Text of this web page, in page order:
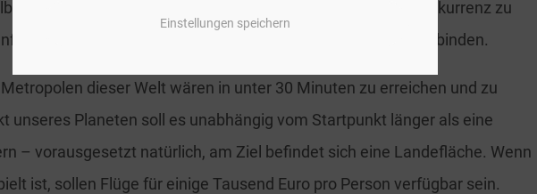
Einstellungen speichern
starten und landen kann, könnte man damit in Konkurrenz zu
treten und weit entfernte Städte auf der Erde verbinden.
dieser Welt wären in unter 30 Minuten zu erreichen und zu
unseres Planeten soll es unabhängig vom Startpunkt länger als eine
– vorausgesetzt natürlich, am Ziel befindet sich eine Landefläche. Wenn
ist, sollen Flüge für einige Tausend Euro pro Person verfügbar sein.